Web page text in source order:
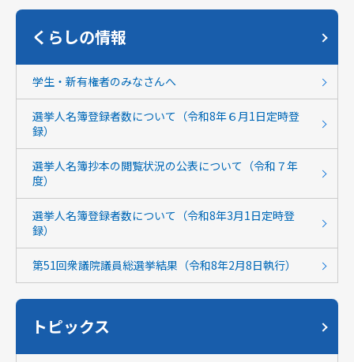
くらしの情報
学生・新有権者のみなさんへ
選挙人名簿登録者数について（令和8年６月1日定時登
録）
選挙人名簿抄本の閲覧状況の公表について（令和７年
度）
選挙人名簿登録者数について（令和8年3月1日定時登
録）
第51回衆議院議員総選挙結果（令和8年2月8日執行）
トピックス